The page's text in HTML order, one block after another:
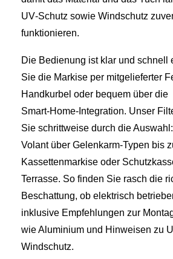
UV‑Schutz sowie Windschutz
funktionieren.
Die Bedienung ist klar und schnell
Sie die Markise per mitgelieferter
Handkurbel oder bequem über die
Smart‑Home‑Integration. Unser
Sie schrittweise durch die
Volant über Gelenkarm‑Typen bis
Kassettenmarkise oder
Terrasse. So finden Sie rasch die
Beschattung, ob elektrisch
inklusive Empfehlungen zur
wie Aluminium und Hinweisen zu
Windschutz.